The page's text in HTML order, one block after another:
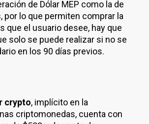
de Dólar MEP como la de
por lo que permiten comprar la
que el usuario desee, hay que
solo se puede realizar si no se
en los 90 días previos.
crypto, implícito en la
criptomonedas, cuenta con